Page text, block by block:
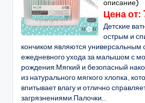
описание)
Цена от:
Детские
острым и
кончиком являются универсальным
ежедневного ухода за малышом с
рождения.Мягкий и безопасный
из натурального мягкого хлопка,
впитывает влагу и отлично
загрязнениями.Палочки...